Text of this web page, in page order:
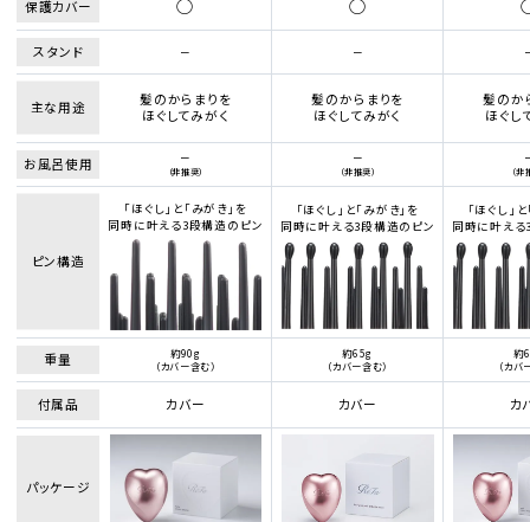
保護カバー
スタンド ー ー
主な用途
髪のからまりを
ほぐしてみがく
髪のからまりを
ほぐしてみがく
髪のか
ほぐし
お風呂使用 ー
（非推奨）
ー
（非推奨） （非
ピン構造
「ほぐし」と「みがき」を
同時に叶える3段構造のピン
「ほぐし」と「みがき」を
同時に叶える3段構造のピン
「ほぐし」
同時に叶え
重量
約90g
（カバー含む）
約65g
（カバー含む）
約
（カバ
付属品 カバー カバー カ
パッケージ